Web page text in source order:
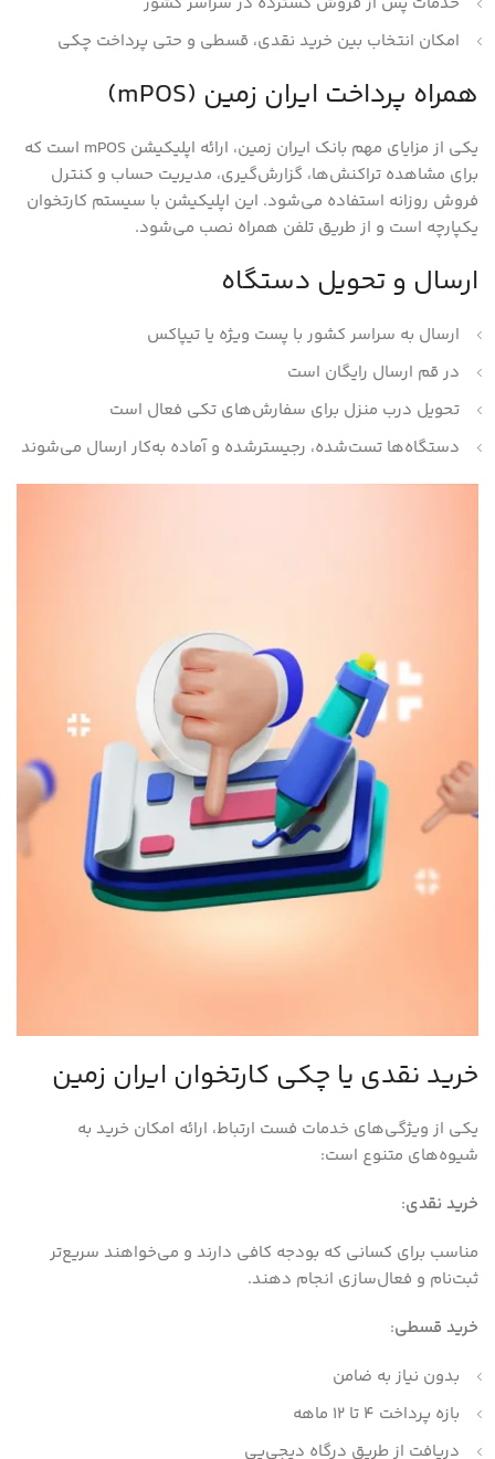
امکان انتخاب بین خرید نقدی، قسطی و حتی پرداخت چکی
همراه پرداخت ایران زمین (mPOS)
یکی از مزایای مهم بانک ایران زمین، ارائه اپلیکیشن mPOS است که
برای مشاهده تراکنش‌ها، گزارش‌گیری، مدیریت حساب و کنترل
فروش روزانه استفاده می‌شود. این اپلیکیشن با سیستم کارتخوان
یکپارچه است و از طریق تلفن همراه نصب می‌شود.
ارسال و تحویل دستگاه
ارسال به سراسر کشور با پست ویژه یا تیپاکس
در قم ارسال رایگان است
تحویل درب منزل برای سفارش‌های تکی فعال است
دستگاه‌ها تست‌شده، رجیسترشده و آماده به‌کار ارسال می‌شوند
خرید نقدی یا چکی کارتخوان ایران زمین
یکی از ویژگی‌های خدمات فست ارتباط، ارائه امکان خرید به
شیوه‌های متنوع است:
خرید نقدی:
مناسب برای کسانی که بودجه کافی دارند و می‌خواهند سریع‌تر
ثبت‌نام و فعال‌سازی انجام دهند.
خرید قسطی:
بدون نیاز به ضامن
بازه پرداخت ۴ تا ۱۲ ماهه
دریافت از طریق درگاه دیجی‌پی